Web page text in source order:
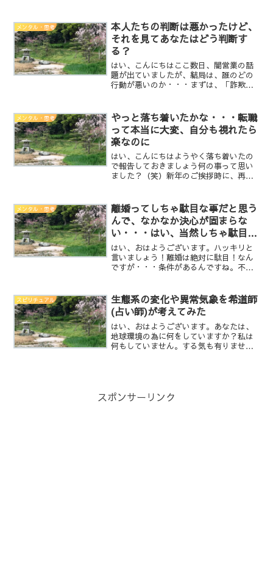
を持っているタイミングは最悪です。そ
して悩みを相談するべき相手...
メンタル・思考
本人たちの判断は悪かったけど、
それを見てあなたはどう判断す
る？
はい、こんにちはここ数日、闇営業の話
題が出ていましたが、結局は、誰のどの
行動が悪いのか・・・まずは、「詐欺集
すね。敢えて名前は出しませんが・・・
その次は、わざわざ話を大き...
メンタル・思考
やっと落ち着いたかな・・・転職
って本当に大変、自分も視れたら
楽なのに
はい、こんにちはようやく落ち着いたの
で報告しておきましょう何の事って思い
ました？（笑）新年のご挨拶時に、再度
す。実は転職の時点で2社で迷っていたん
です。A社とB社・・・A...
メンタル・思考
離婚ってしちゃ駄目な事だと思う
んで、なかなか決心が固まらな
い・・・はい、当然しちゃ駄目な
事です！
はい、おはようございます。ハッキリと
言いましょう！離婚は絶対に駄目！なん
ですが・・・条件があるんですね。不倫
婚して下さい。でも、そうじゃない場
合・・・例えば、旦那が休み...
スピリチュアル
生態系の変化や異常気象を希道師
(占い師)が考えてみた
はい、おはようございます。あなたは、
地球環境の為に何をしていますか？私は
何もしていません。する気も有りません
スポンサーリンク